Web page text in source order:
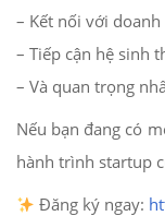
– Kết nối với
– Tiếp cận hệ sinh
– Và quan trọng
Nếu bạn đang có
hành trình startup
Đăng ký ngay: